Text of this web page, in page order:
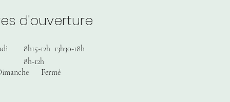
d'ouverture
8h15-12h 13h30-18h
8h-12h
Fermé